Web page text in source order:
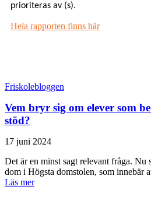
prioriteras av (s).
Hela rapporten finns här
Friskolebloggen
Vem bryr sig om elever som
stöd?
17 juni 2024
Det är en minst sagt relevant fråga. Nu
dom i Högsta domstolen, som innebär
Läs mer